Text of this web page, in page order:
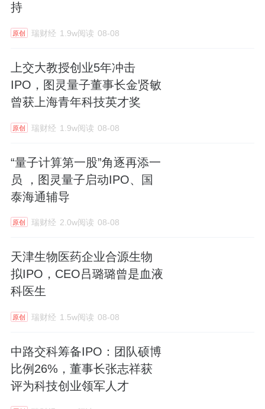
持
原创 瑞财经 1.9w阅读 08-08
上交大教授创业5年冲击
IPO，图灵量子董事长金贤敏
曾获上海青年科技英才奖
原创 瑞财经 1.9w阅读 08-08
“量子计算第一股”角逐再添一
员 ，图灵量子启动IPO、国
泰海通辅导
原创 瑞财经 2.0w阅读 08-08
天津生物医药企业合源生物
拟IPO，CEO吕璐璐曾是血液
科医生
原创 瑞财经 1.5w阅读 08-08
中路交科筹备IPO：团队硕博
比例26%，董事长张志祥获
评为科技创业领军人才